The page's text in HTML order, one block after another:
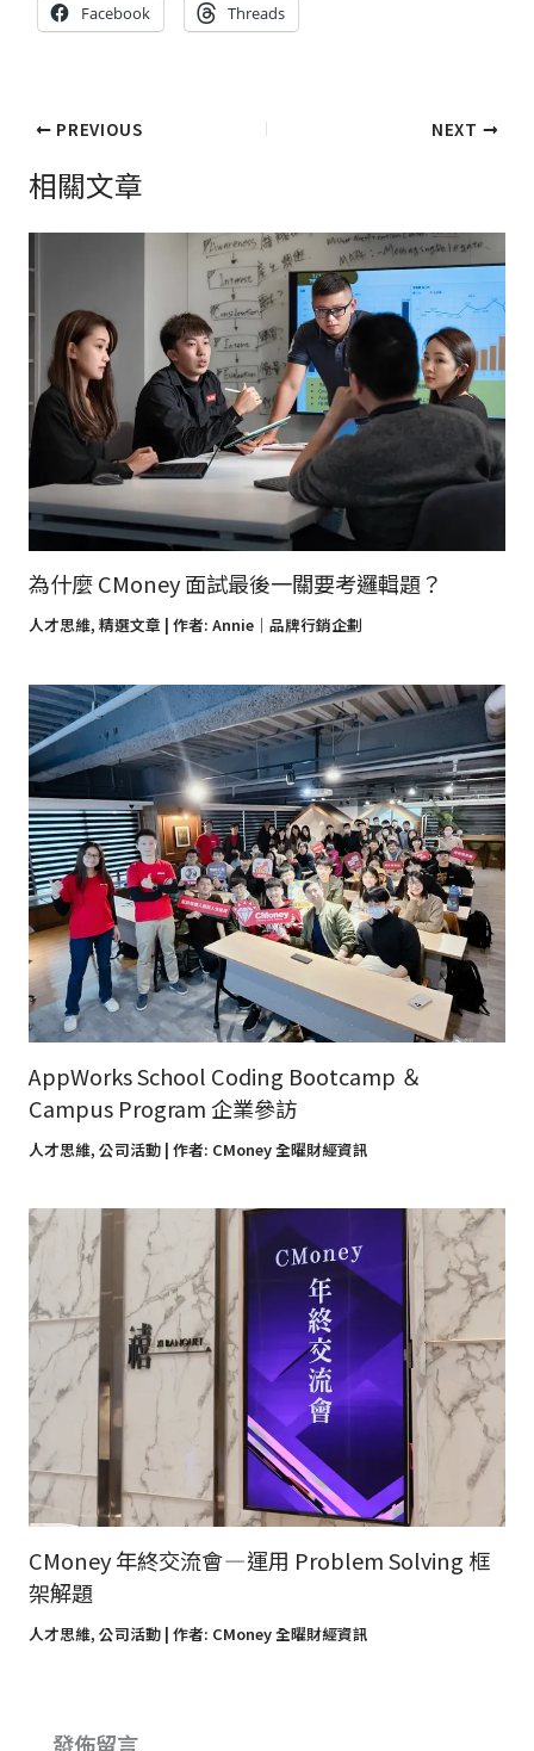
Facebook Threads
PREVIOUS NEXT
相關文章
為什麼 CMoney 面試最後一關要考邏輯題？
人才思維, 精選文章 | 作者: Annie｜品牌行銷企劃
AppWorks School Coding Bootcamp ＆
Campus Program 企業參訪
人才思維, 公司活動| 作者: CMoney 全曜財經資訊
CMoney 年終交流會 — 運用 Problem Solving 框
架解題
人才思維, 公司活動| 作者: CMoney 全曜財經資訊
發佈留言